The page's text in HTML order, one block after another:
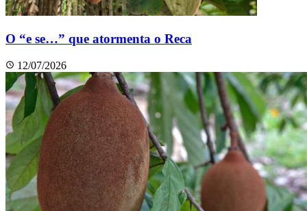
O “e se…” que atormenta o Reca
12/07/2026